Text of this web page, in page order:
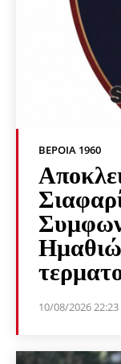
ΒΕΡΟΙΑ 1960
10/08/2026 22:23